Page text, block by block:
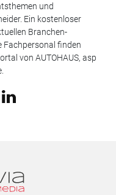
und
Ein kostenloser
Branchen-
Fachpersonal finden
von AUTOHAUS, asp